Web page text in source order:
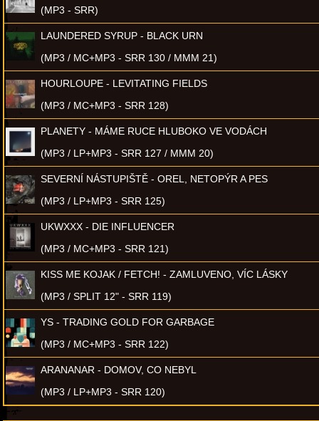
(MP3 - SRR)
LAUNDERED SYRUP - BLACK URN
(MP3 / MC+MP3 - SRR 130 / MMM 21)
HOURLOUPE - LEVITATING FIELDS
(MP3 / MC+MP3 - SRR 128)
PLANETY - MÁME RUCE HLUBOKO VE VODÁCH
(MP3 / LP+MP3 - SRR 127 / MMM 20)
SEVERNÍ NÁSTUPIŠTĚ - OREL, NETOPÝR A PES
(MP3 / LP+MP3 - SRR 125)
UKWXXX - DIE INFLUENCER
(MP3 / MC+MP3 - SRR 121)
KISS ME KOJAK / FETCH! - ZAMLUVENO, VÍC LÁSKY
(MP3 / SPLIT 12" - SRR 119)
YS - TRADING GOLD FOR GARBAGE
(MP3 / MC+MP3 - SRR 122)
ARANANAR - DOMOV, CO NEBYL
(MP3 / LP+MP3 - SRR 120)